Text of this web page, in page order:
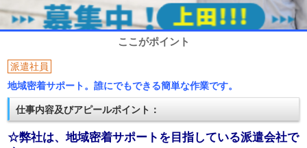
ここがポイント
派遣社員
地域密着サポート。誰にでもできる簡単な作業です。
仕事内容及びアピールポイント：
☆弊社は、地域密着サポートを目指している派遣会社で